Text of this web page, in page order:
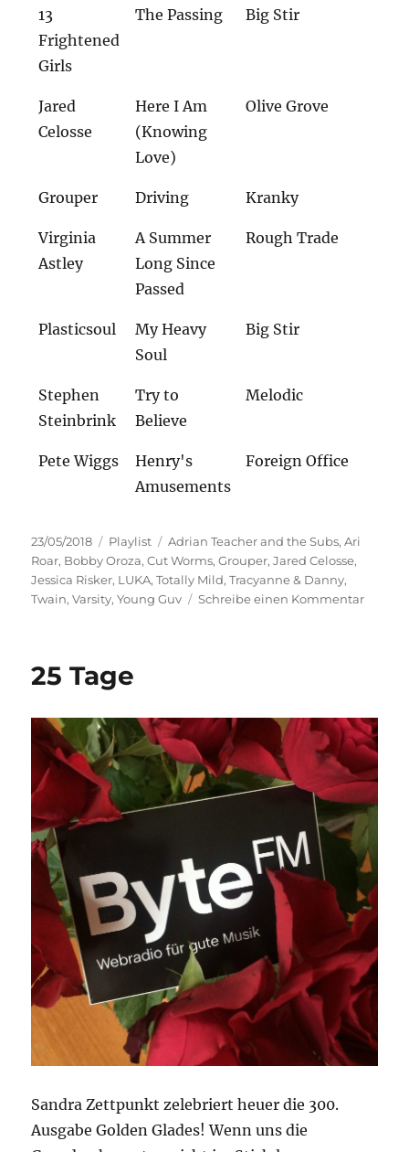
13
Frightened
Girls
The Passing Big Stir
Jared
Celosse
Here I Am
(Knowing
Love)
Olive Grove
Grouper Driving Kranky
Virginia
Astley
A Summer
Long Since
Passed
Rough Trade
Plasticsoul
My Heavy
Soul
Big Stir
Stephen
Steinbrink
Try to
Believe
Melodic
Pete Wiggs
Henry's
Amusements
Foreign Office
Veröffentlicht
am
23/05/2018 Kategorien
Playlist Schlagwörter
Adrian Teacher and the Subs,Ari
Roar, Bobby Oroza,Cut Worms,Grouper,Jared Celosse,
Jessica Risker, LUKA,Totally Mild,Tracyanne & Danny,
Twain,Varsity,Young Guv Schreibe einen Kommentarzu
25 Tage
Sandra Zettpunkt zelebriert heuer die 300.
Ausgabe Golden Glades! Wenn uns die